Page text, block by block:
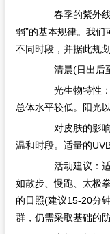
春季的紫外线
弱”的基本规律。我
不同时段，并据此规
清晨(日出后至
光生物特性：
总体水平较低。阳光
对皮肤的影响
温和时段。适量的
活动建议：适
如散步、慢跑、太极
的日照(建议15-20分
群，仍需采取基础的防